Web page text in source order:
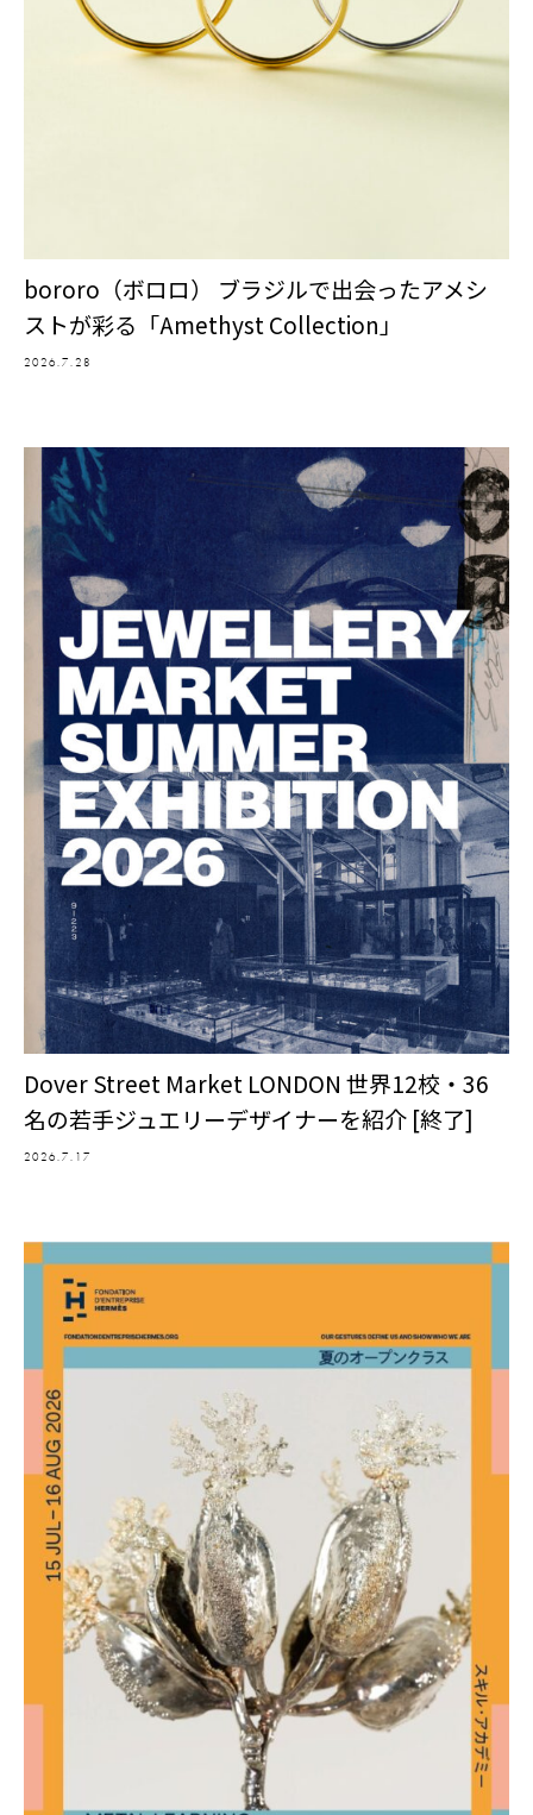
bororo（ボロロ） ブラジルで出会ったアメシ
ストが彩る「Amethyst Collection」
2026.7.28
Dover Street Market LONDON 世界12校・36
名の若手ジュエリーデザイナーを紹介 [終了]
2026.7.17